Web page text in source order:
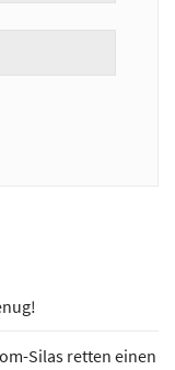
Silas retten einen